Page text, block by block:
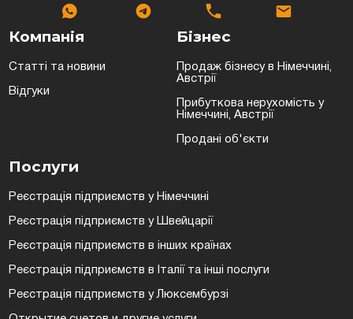
Компанія
Статті та новини
Відгуки
Бізнес
Продаж бізнесу в Німеччині,
Австрії
Прибуткова нерухомість у
Німеччині, Австрії
Продані об'єкти
Послуги
Реєстрація підприємств у Німеччині
Реєстрація підприємств у Швейцарії
Реєстрація підприємств в інших країнах
Реєстрація підприємств в Італії та інші послуги
Реєстрація підприємств у Люксембурзі